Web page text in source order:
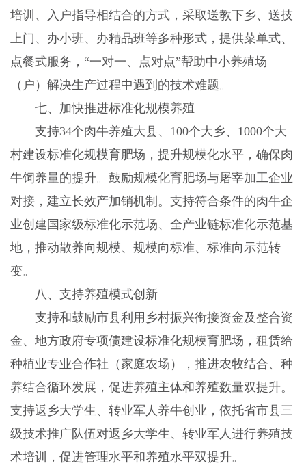
培训、入户指导相结合的方式，采取送教下乡、送技
上门、办小班、办精品班等多种形式，提供菜单式、
点餐式服务，“一对一、点对点”帮助中小养殖场
（户）解决生产过程中遇到的技术难题。
七、加快推进标准化规模养殖
支持34个肉牛养殖大县、 100个大乡、 1000个大
村建设标准化规模育肥场，提升规模化水平，确保肉
牛饲养量的提升。鼓励规模化育肥场与屠宰加工企业
对接，建立长效产加销机制。支持符合条件的肉牛企
业创建国家级标准化示范场、全产业链标准化示范基
地，推动散养向规模、规模向标准、标准向示范转
变。
八、支持养殖模式创新
支持和鼓励市县利用乡村振兴衔接资金及整合资
金、地方政府专项债建设标准化规模育肥场，租赁给
种植业专业合作社（家庭农场），推进农牧结合、种
养结合循环发展，促进养殖主体和养殖数量双提升。
支持返乡大学生、转业军人养牛创业，依托省市县三
级技术推广队伍对返乡大学生、转业军人进行养殖技
术培训，促进管理水平和养殖水平双提升。